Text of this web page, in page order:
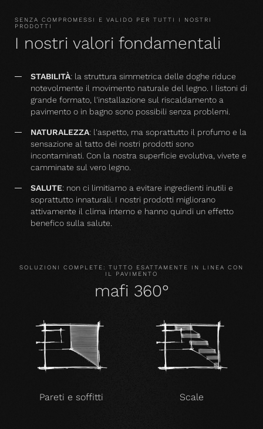
SENZA COMPROMESSI E VALIDO PER TUTTI I NOSTRI
PRODOTTI
I nostri valori fondamentali
STABILITÀ: la struttura simmetrica delle doghe riduce
notevolmente il movimento naturale del legno. I listoni di
grande formato, l'installazione sul riscaldamento a
pavimento o in bagno sono possibili senza problemi.
NATURALEZZA: l'aspetto, ma soprattutto il profumo e la
sensazione al tatto dei nostri prodotti sono
incontaminati. Con la nostra superficie evolutiva, vivete e
camminate sul vero legno.
SALUTE: non ci limitiamo a evitare ingredienti inutili e
soprattutto innaturali. I nostri prodotti migliorano
attivamente il clima interno e hanno quindi un effetto
benefico sulla salute.
SOLUZIONI COMPLETE: TUTTO ESATTAMENTE IN LINEA CON
IL PAVIMENTO
mafi 360°
Pareti e soffitti Scale